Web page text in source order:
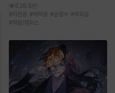
538.5만
#미인공 #계략공 #순정수 #후회공
#학원/캠퍼스